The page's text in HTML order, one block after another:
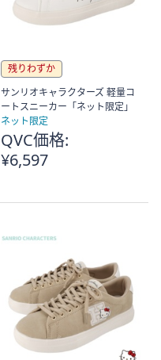
残りわずか
サンリオキャラクターズ 軽量コ
ートスニーカー「ネット限定」
ネット限定
QVC価格:
¥6,597